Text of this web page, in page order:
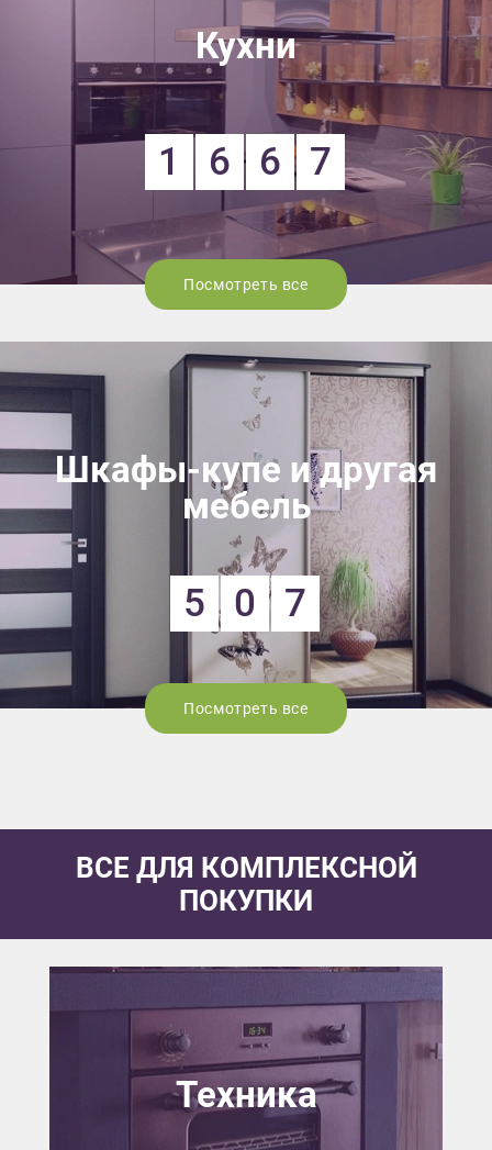
Кухни
1 6 6 7
Посмотреть все
Шкафы-купе и другая
мебель
5 0 7
Посмотреть все
ВСЕ ДЛЯ КОМПЛЕКСНОЙ
ПОКУПКИ
Техника